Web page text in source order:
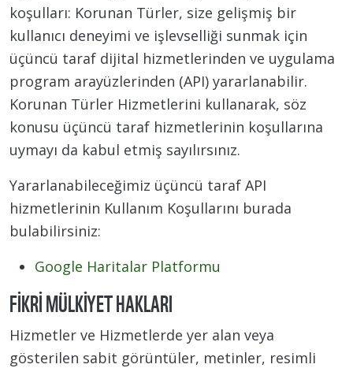
koşulları: Korunan Türler, size gelişmiş bir
kullanıcı deneyimi ve işlevselliği sunmak için
üçüncü taraf dijital hizmetlerinden ve uygulama
program arayüzlerinden (API) yararlanabilir.
Korunan Türler Hizmetlerini kullanarak, söz
konusu üçüncü taraf hizmetlerinin koşullarına
uymayı da kabul etmiş sayılırsınız.
Yararlanabileceğimiz üçüncü taraf API
hizmetlerinin Kullanım Koşullarını burada
bulabilirsiniz:
Google Haritalar Platformu
FIKRI MÜLKIYET HAKLARI
Hizmetler ve Hizmetlerde yer alan veya
gösterilen sabit görüntüler, metinler, resimli